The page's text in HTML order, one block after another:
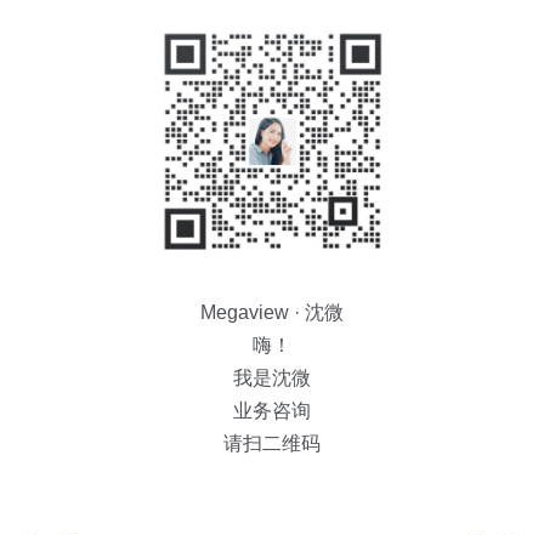
Megaview · 沈微
嗨！
我是沈微
业务咨询
请扫二维码